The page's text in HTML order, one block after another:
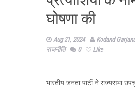
घोषणा की
Aug 21, 2024 Kodand Garjana
राजनीति
0 Like
भारतीय जनता पार्टी ने राज्यसभा